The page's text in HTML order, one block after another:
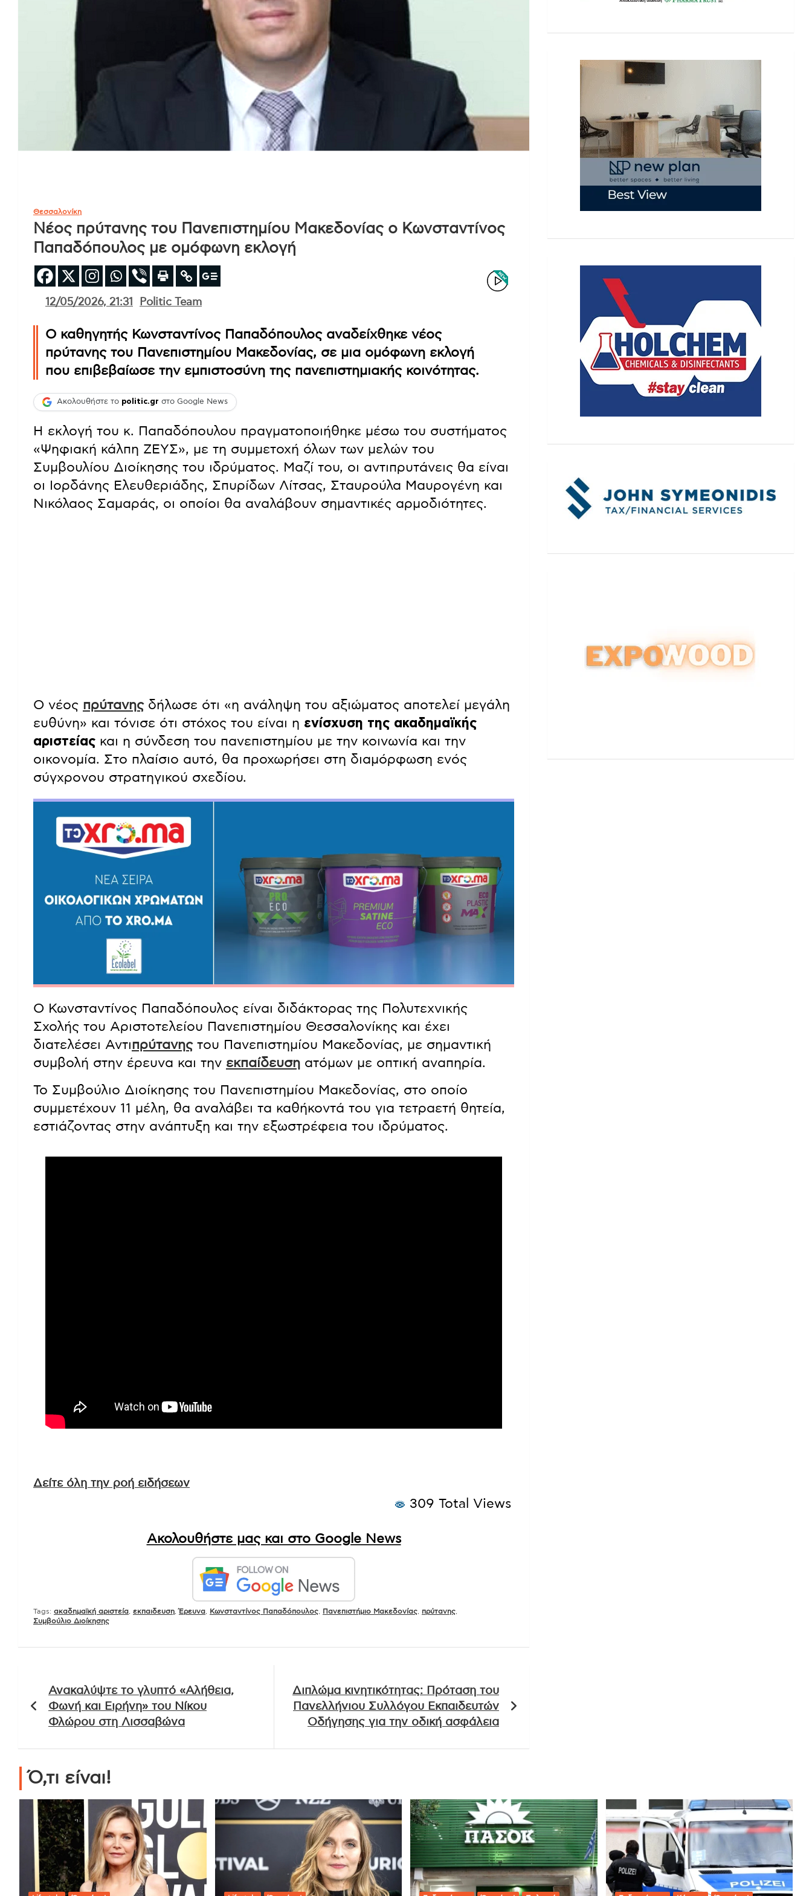
Θεσσαλονίκη
Νέος πρύτανης του Πανεπιστημίου Μακεδονίας ο Κωνσταντίνος
Παπαδόπουλος με ομόφωνη εκλογή
12/05/2026, 21:31 Politic Team
Ο καθηγητής Κωνσταντίνος Παπαδόπουλος αναδείχθηκε νέος
πρύτανης του Πανεπιστημίου Μακεδονίας, σε μια ομόφωνη εκλογή
που επιβεβαίωσε την εμπιστοσύνη της πανεπιστημιακής κοινότητας.
Ακολουθήστε το politic.gr στο Google News
Η εκλογή του κ. Παπαδόπουλου πραγματοποιήθηκε μέσω του συστήματος
«Ψηφιακή κάλπη ΖΕΥΣ», με τη συμμετοχή όλων των μελών του
Συμβουλίου Διοίκησης του ιδρύματος. Μαζί του, οι αντιπρυτάνεις θα είναι
οι Ιορδάνης Ελευθεριάδης, Σπυρίδων Λίτσας, Σταυρούλα Μαυρογένη και
Νικόλαος Σαμαράς, οι οποίοι θα αναλάβουν σημαντικές αρμοδιότητες.
Ο νέος πρύτανηςδήλωσε ότι «η ανάληψη του αξιώματος αποτελεί μεγάλη
ευθύνη» και τόνισε ότι στόχος του είναι η ενίσχυση της ακαδημαϊκής
αριστείας και η σύνδεση του πανεπιστημίου με την κοινωνία και την
οικονομία. Στο πλαίσιο αυτό, θα προχωρήσει στη διαμόρφωση ενός
σύγχρονου στρατηγικού σχεδίου.
Ο Κωνσταντίνος Παπαδόπουλος είναι διδάκτορας της Πολυτεχνικής
Σχολής του Αριστοτελείου Πανεπιστημίου Θεσσαλονίκης και έχει
διατελέσει Αντιπρύτανηςτου Πανεπιστημίου Μακεδονίας, με σημαντική
συμβολή στην έρευνα και την εκπαίδευση ατόμων με οπτική αναπηρία.
Το Συμβούλιο Διοίκησης του Πανεπιστημίου Μακεδονίας, στο οποίο
συμμετέχουν 11 μέλη, θα αναλάβει τα καθήκοντά του για τετραετή θητεία,
εστιάζοντας στην ανάπτυξη και την εξωστρέφεια του ιδρύματος.
Δείτε όλη την ροή ειδήσεων
309 Total Views
Ακολουθήστε μας και στο Google News
Tags: ακαδημαϊκή αριστεία εκπαιδευση ,Έρευνα Κωνσταντίνος Παπαδόπουλος Πανεπιστήμιο Μακεδονίας πρύτανης
Συμβούλιο Διοίκησης
άρθρων
Ανακαλύψτε το γλυπτό «Αλήθεια,
Φωνή και Ειρήνη» του Νίκου
Φλώρου στη Λισσαβώνα
Διπλώμα κινητικότητας: Πρόταση του
Πανελλήνιου Συλλόγου Εκπαιδευτών
Οδήγησης για την οδική ασφάλεια
Ό,τι είναι!